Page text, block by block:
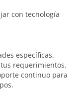
con tecnología
específicas.
requerimientos.
continuo para